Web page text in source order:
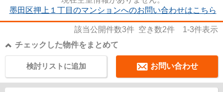
墨田区押上１丁目のマンションへのお問い合わせはこちら
該当公開件数3件 空き数2件 1-3件表示
チェックした物件をまとめて
お問い合わせ
検討リストに追加